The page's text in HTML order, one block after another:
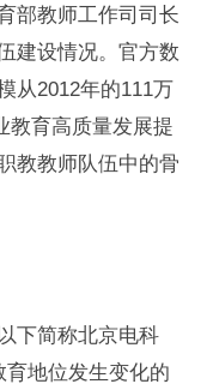
部教师工作司司长
建设情况。官方数
从2012年的111万
教育高质量发展提
教教师队伍中的骨
下简称北京电科
育地位发生变化的